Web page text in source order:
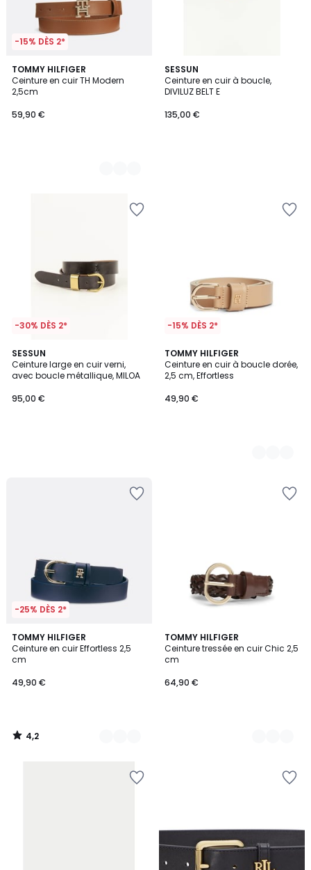
-15% DÈS 2*
TOMMY HILFIGER
Ceinture en cuir TH Modern
2,5cm
59,90 €
3
Couleurs
SESSUN
Ceinture en cuir à boucle,
DIVILUZ BELT E
135,00 €
-30% DÈS 2*
SESSUN
Ceinture large en cuir verni,
avec boucle métallique, MILOA
95,00 €
-15% DÈS 2*
TOMMY HILFIGER
Ceinture en cuir à boucle dorée,
2,5 cm, Effortless
49,90 €
2
Couleurs
-25% DÈS 2*
TOMMY HILFIGER
Ceinture en cuir Effortless 2,5
cm
49,90 €
4,2
/ 5
4
Couleurs
4,2
/
TOMMY HILFIGER
Ceinture tressée en cuir Chic 2,5
cm
64,90 €
2
Couleurs